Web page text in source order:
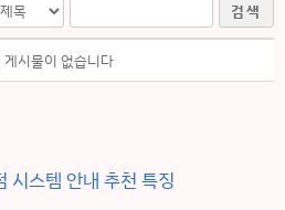
검색
게시물이 없습니다
시스템 안내 추천 특징